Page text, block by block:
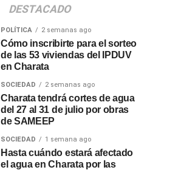
DESTACADO
POLÍTICA 2 semanas ago
Cómo inscribirte para el sorteo
de las 53 viviendas del IPDUV
en Charata
SOCIEDAD 2 semanas ago
Charata tendrá cortes de agua
del 27 al 31 de julio por obras
de SAMEEP
SOCIEDAD 1 semana ago
Hasta cuándo estará afectado
el agua en Charata por las